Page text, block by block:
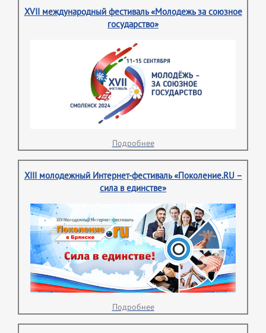
XVII международный фестиваль «Молодежь за союзное
государство»
Подробнее
XIII молодежный Интернет-фестиваль «Поколение.RU –
сила в единстве»
Подробнее